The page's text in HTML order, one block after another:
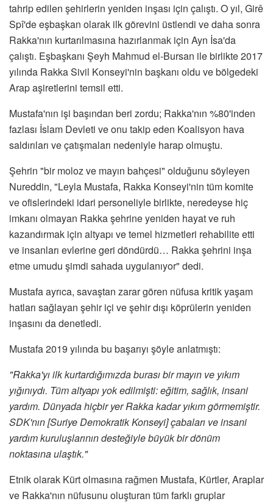
tahrip edilen şehirlerin yeniden inşası için çalıştı. O yıl, Girê
Spî'de eşbaşkan olarak ilk görevini üstlendi ve daha sonra
Rakka'nın kurtarılmasına hazırlanmak için Ayn İsa'da
çalıştı. Eşbaşkanı Şeyh Mahmud el-Bursan ile birlikte 2017
yılında Rakka Sivil Konseyi'nin başkanı oldu ve bölgedeki
Arap aşiretlerini temsil etti.
Mustafa'nın işi başından beri zordu; Rakka'nın %80'inden
fazlası İslam Devleti ve onu takip eden Koalisyon hava
saldırıları ve çatışmaları nedeniyle harap olmuştu.
Şehrin "bir moloz ve mayın bahçesi" olduğunu söyleyen
Nureddin, "Leyla Mustafa, Rakka Konseyi'nin tüm komite
ve ofislerindeki idari personeliyle birlikte, neredeyse hiç
imkanı olmayan Rakka şehrine yeniden hayat ve ruh
kazandırmak için altyapı ve temel hizmetleri rehabilite etti
ve insanları evlerine geri döndürdü… Rakka şehrini inşa
etme umudu şimdi sahada uygulanıyor" dedi.
Mustafa ayrıca, savaştan zarar gören nüfusa kritik yaşam
hatları sağlayan şehir içi ve şehir dışı köprülerin yeniden
inşasını da denetledi.
Mustafa 2019 yılında bu başarıyı şöyle anlatmıştı:
"Rakka'yı ilk kurtardığımızda burası bir mayın ve yıkım
yığınıydı. Tüm altyapı yok edilmişti: eğitim, sağlık, insani
yardım. Dünyada hiçbir yer Rakka kadar yıkım görmemiştir.
SDK'nın [Suriye Demokratik Konseyi] çabaları ve insani
yardım kuruluşlarının desteğiyle büyük bir dönüm
noktasına ulaştık."
Etnik olarak Kürt olmasına rağmen Mustafa, Kürtler, Araplar
ve Rakka'nın nüfusunu oluşturan tüm farklı gruplar